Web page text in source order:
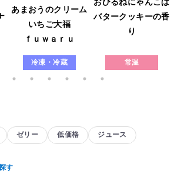
あまおうのクリーム
いちご大福
ｆｕｗａｒｕ
冷凍・冷蔵
おひるねにゃんこは
バタークッキーの香
り
常温
ゼリー 低価格 ジュース
す